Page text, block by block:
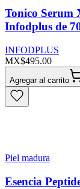
Tonico Serum
Infodplus de
INFODPLUS
MX$495.00
Agregar al carrito
Piel madura
Esencia